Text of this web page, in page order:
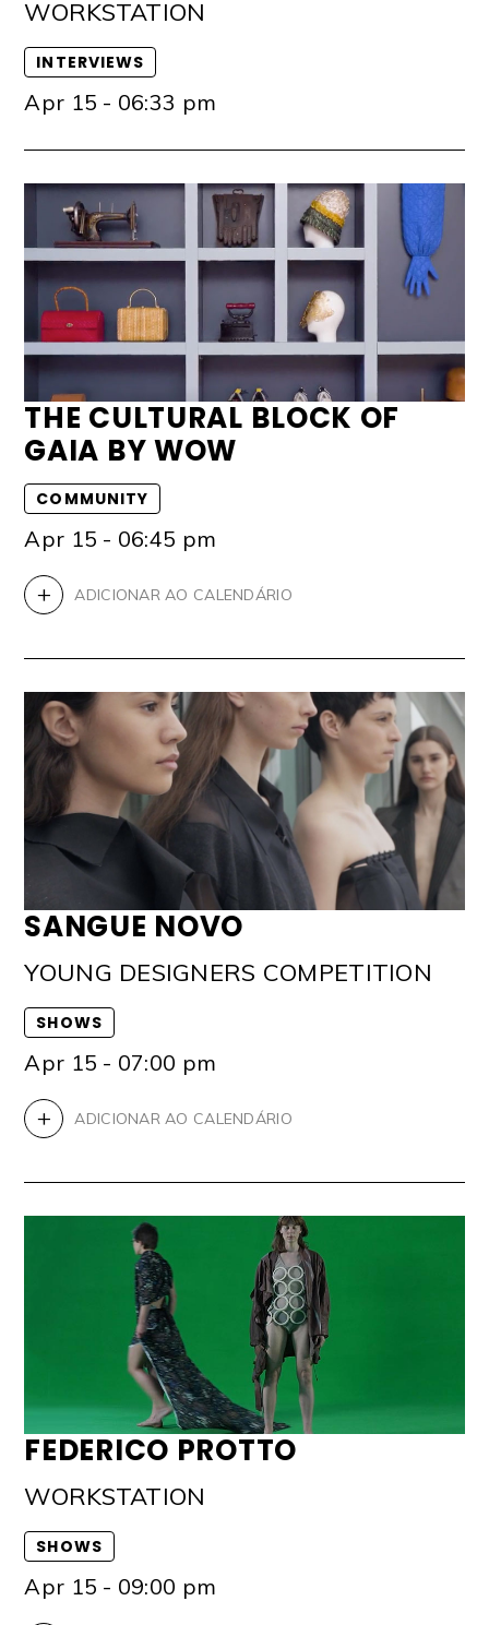
WORKSTATION
INTERVIEWS
Apr 15 - 06:33 pm
THE CULTURAL BLOCK OF
GAIA BY WOW
COMMUNITY
Apr 15 - 06:45 pm
+ ADICIONAR AO CALENDÁRIO
SANGUE NOVO
YOUNG DESIGNERS COMPETITION
SHOWS
Apr 15 - 07:00 pm
+ ADICIONAR AO CALENDÁRIO
FEDERICO PROTTO
WORKSTATION
SHOWS
Apr 15 - 09:00 pm